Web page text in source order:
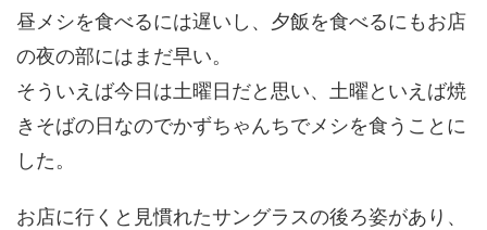
昼メシを食べるには遅いし、夕飯を食べるにもお店
の夜の部にはまだ早い。
そういえば今日は土曜日だと思い、土曜といえば焼
きそばの日なのでかずちゃんちでメシを食うことに
した。
お店に行くと見慣れたサングラスの後ろ姿があり、